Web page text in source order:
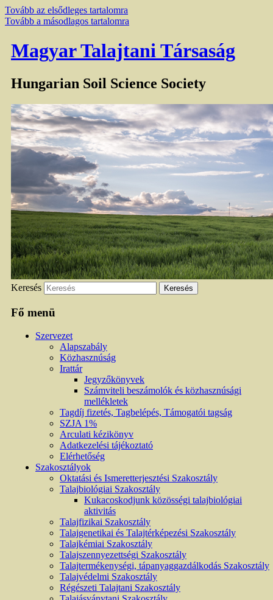
Tovább az elsődleges tartalomra
Tovább a másodlagos tartalomra
Magyar Talajtani Társaság
Hungarian Soil Science Society
Keresés
Fő menü
Szervezet
Alapszabály
Közhasznúság
Irattár
Jegyzőkönyvek
Számviteli beszámolók és közhasznúsági
mellékletek
Tagdíj fizetés, Tagbelépés, Támogatói tagság
SZJA 1%
Arculati kézikönyv
Adatkezelési tájékoztató
Elérhetőség
Szakosztályok
Oktatási és Ismeretterjesztési Szakosztály
Talajbiológiai Szakosztály
Kukacoskodjunk közösségi talajbiológiai
aktivitás
Talajfizikai Szakosztály
Talajgenetikai és Talajtérképezési Szakosztály
Talajkémiai Szakosztály
Talajszennyezettségi Szakosztály
Talajtermékenységi, tápanyaggazdálkodás Szakosztály
Talajvédelmi Szakosztály
Régészeti Talajtani Szakosztály